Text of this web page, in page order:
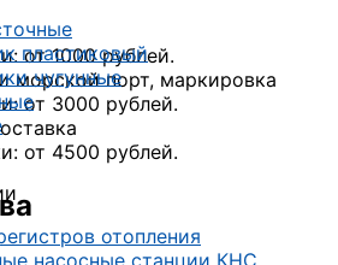
пластиковый
чугунные
отопления
насосные станции КНС
от 1000 рублей.
морской порт, маркировка
от 3000 рублей.
от 4500 рублей.